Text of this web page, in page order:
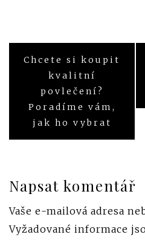
Navigace
příspěvek
Chcete si koupit
kvalitní
povlečení?
Poradíme vám,
jak ho vybrat
Napsat komentář
Vaše e-mailová adresa
Vyžadované informace